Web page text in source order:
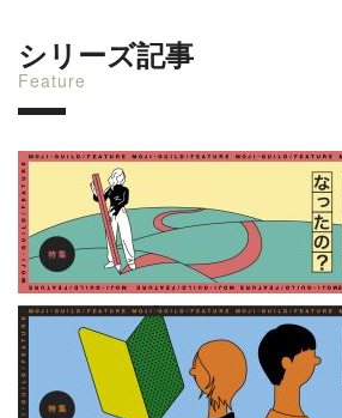
シリーズ記事
Feature